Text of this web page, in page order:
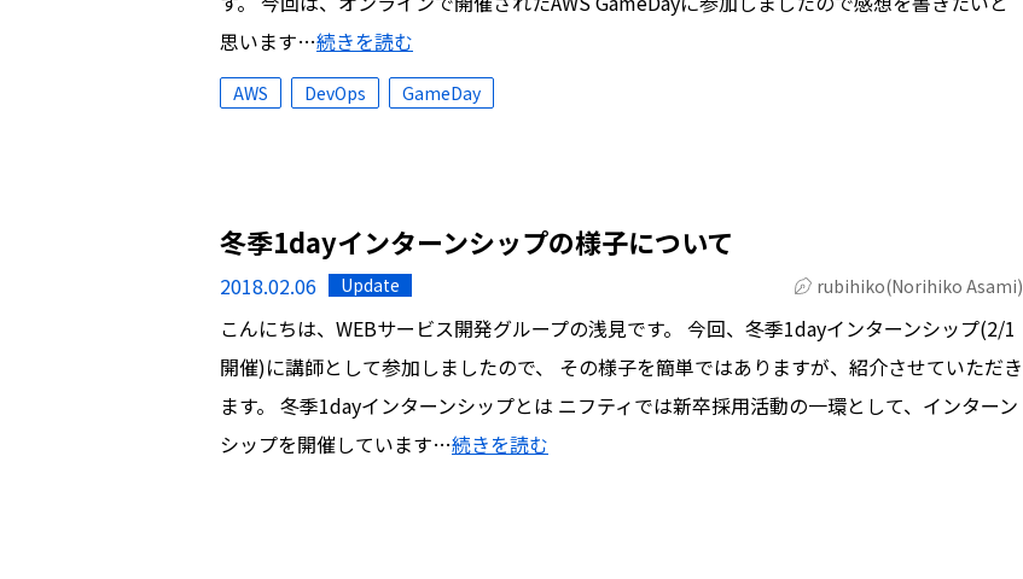
思います…続きを読む
AWS DevOps GameDay
冬季1dayインターンシップの様子について
2018.02.06 Update rubihiko(Norihiko Asami)
こんにちは、WEBサービス開発グループの浅見です。 今回、冬季1dayインターンシップ(2/1
開催)に講師として参加しましたので、 その様子を簡単ではありますが、紹介させていただき
ます。 冬季1dayインターンシップとは ニフティでは新卒採用活動の一環として、インターン
シップを開催しています…続きを読む